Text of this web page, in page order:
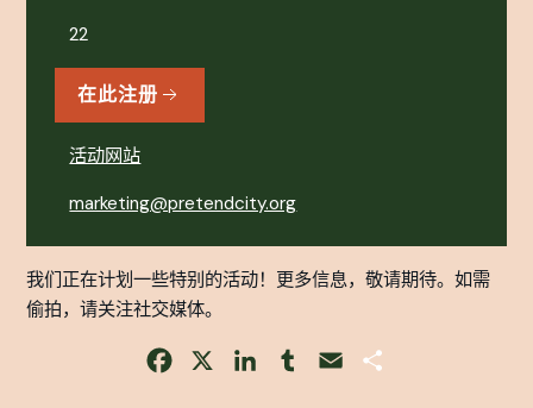
22
在此注册
活动网站
marketing@pretendcity.org
我们正在计划一些特别的活动！更多信息，敬请期待。如需
偷拍，请关注社交媒体。
Facebook LinkedInTumblrEmail